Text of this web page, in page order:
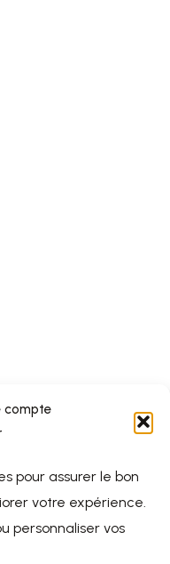
compte
pour assurer le bon
votre expérience.
personnaliser vos